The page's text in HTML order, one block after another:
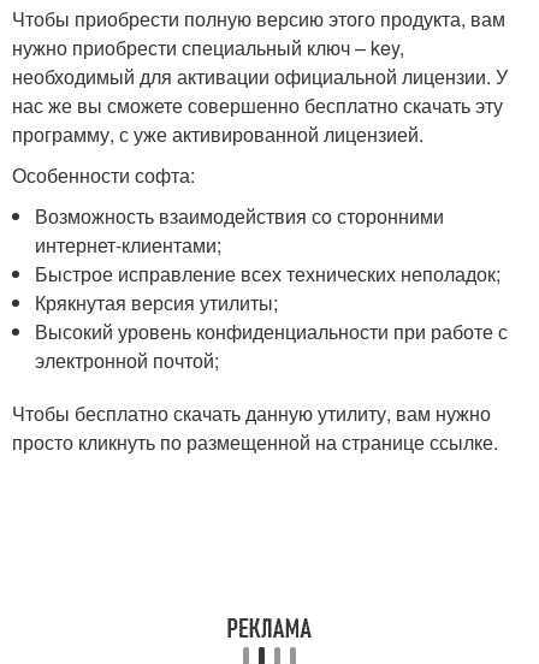
Чтобы приобрести полную версию этого продукта, вам
нужно приобрести специальный ключ – key,
необходимый для активации официальной лицензии. У
нас же вы сможете совершенно бесплатно скачать эту
программу, с уже активированной лицензией.
Особенности софта:
Возможность взаимодействия со сторонними
интернет-клиентами;
Быстрое исправление всех технических неполадок;
Крякнутая версия утилиты;
Высокий уровень конфиденциальности при работе с
электронной почтой;
Чтобы бесплатно скачать данную утилиту, вам нужно
просто кликнуть по размещенной на странице ссылке.